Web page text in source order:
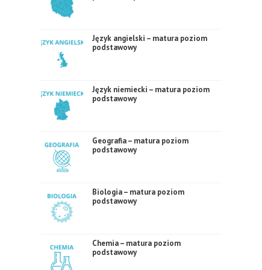
Język angielski – matura poziom
podstawowy
Język niemiecki – matura poziom
podstawowy
Geografia – matura poziom
podstawowy
Biologia – matura poziom
podstawowy
Chemia – matura poziom
podstawowy